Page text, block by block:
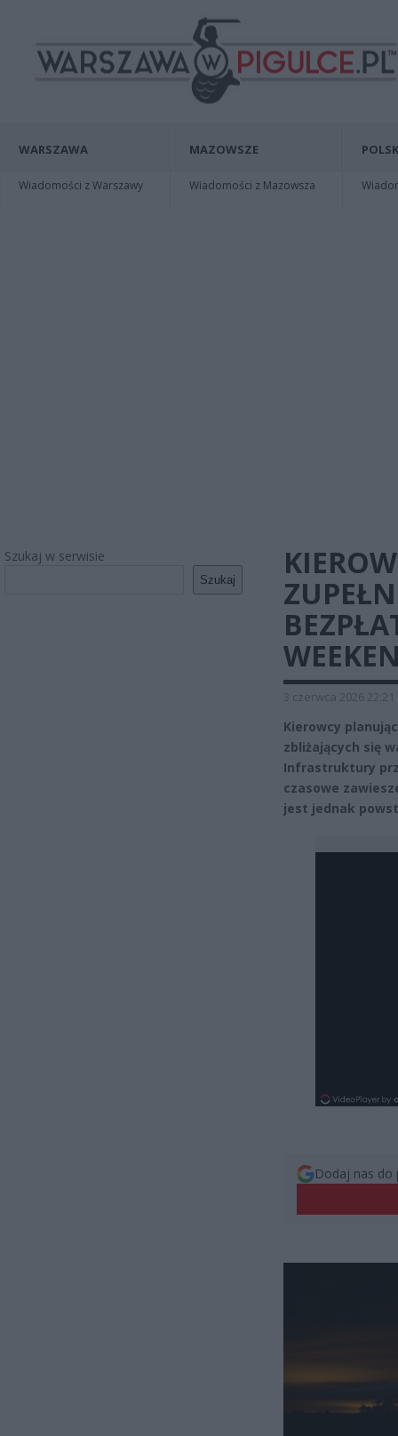
WARSZAWA
Wiadomości z Warszawy
MAZOWSZE
Wiadomości z Mazowsza
Szukaj w serwisie
Szukaj
3 czerwca 2026 22:21
Kierowcy
zbliżających się
Infrastruktury
czasowe
jest jednak
Dodaj nas do